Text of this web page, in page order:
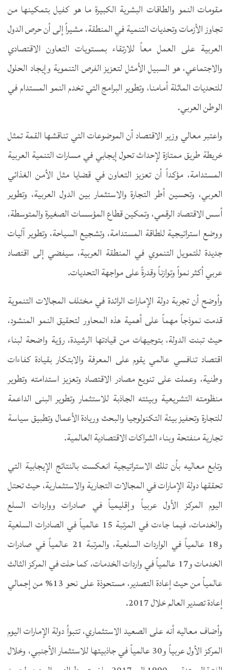
مقومات النمو والطاقات البشرية الكبيرة ما هو كفيل بتمكينها من
تجاوز الأزمات وتحديات التنمية في المنطقة، مشيراً إلى أن حرص الدول
العربية على العمل معاً للارتقاء بمستويات التعاون الاقتصادي
والاجتماعي، هو السبيل الأمثل لتعزيز الفرص التنموية وإيجاد الحلول
للتحديات الماثلة أمامنا، وتطوير البرامج التي تخدم النمو المستدام في
الوطن العربي.
واعتبر معالي وزير الاقتصاد أن الموضوعات التي تناقشها القمة تمثل
خريطة طريق ممتازة لإحداث تحول إيجابي في مسارات التنمية العربية
المستدامة، مؤكداً أن تعزيز التعاون في قضايا مثل الأمن الغذائي
العربي، وتحسين أطر التجارة والاستثمار بين الدول العربية، وتطوير
أسس الاقتصاد الرقمي، وتمكين قطاع المؤسسات الصغيرة والمتوسطة،
ووضع استراتيجية للطاقة المستدامة، وتشجيع السياحة، وتطوير آليات
جديدة للتمويل التنموي في المنطقة العربية، سيفضي إلى اقتصاد
عربي أكثر نمواً وتوازناً وقدرةً على مواجهة التحديات.
وأوضح أن تجربة دولة الإمارات الرائدة في مختلف المجالات التنموية
قدمت نموذجاً مهماً على أهمية هذه المحاور لتحقيق النمو المنشود،
حيث تبنت الدولة، بتوجيهات من قيادتها الرشيدة، رؤية واضحة لبناء
اقتصاد تنافسي عالمي يقوم على المعرفة والابتكار بقيادة كفاءات
وطنية، وعملت على تنويع مصادر الاقتصاد وتعزيز استدامته وتطوير
منظومته التشريعية وبيئته الجاذبة للاستثمار وتطوير البنى الداعمة
للتجارة وتحفيز بيئة التكنولوجيا والبحث وريادة الأعمال وتطبيق سياسة
تجارية منفتحة وبناء الشراكات الاقتصادية العالمية.
وتابع معاليه بأن تلك الاستراتيجية انعكست بالنتائج الإيجابية التي
تحققها دولة الإمارات في المجالات التجارية والاستثمارية، حيث تحتل
اليوم المركز الأول عربياً وإقليمياً في صادرات وواردات السلع
والخدمات، فيما جاءت في المرتبة 15 عالمياً في الصادرات السلعية
و18 عالمياً في الواردات السلعية، والمرتبة 21 عالمياً في صادرات
الخدمات و17 عالمياً في واردات الخدمات، كما حلت في المركز الثالث
عالمياً من حيث إعادة التصدير، مستحوذة على نحو 13% من إجمالي
إعادة تصدير العالم خلال 2017.
وأضاف معاليه أنه على الصعيد الاستثماري، تتبوأ دولة الإمارات اليوم
المركز الأول عربياً و30 عالمياً في جاذبيتها للاستثمار الأجنبي، وخلال